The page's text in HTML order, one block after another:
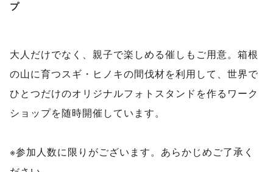
プ
大人だけでなく、親子で楽しめる催しもご用意。箱根
の山に育つスギ・ヒノキの間伐材を利用して、世界で
ひとつだけのオリジナルフォトスタンドを作るワーク
ショップを随時開催しています。
※参加人数に限りがございます。あらかじめご了承く